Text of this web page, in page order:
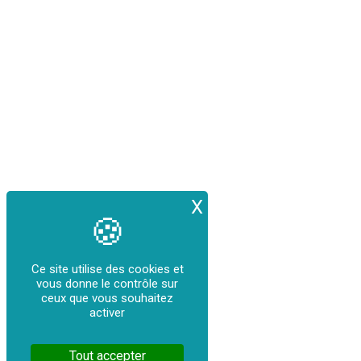
Ce site utilise des cookies et
vous donne le contrôle sur
ceux que vous souhaitez
activer
Tout accepter
X